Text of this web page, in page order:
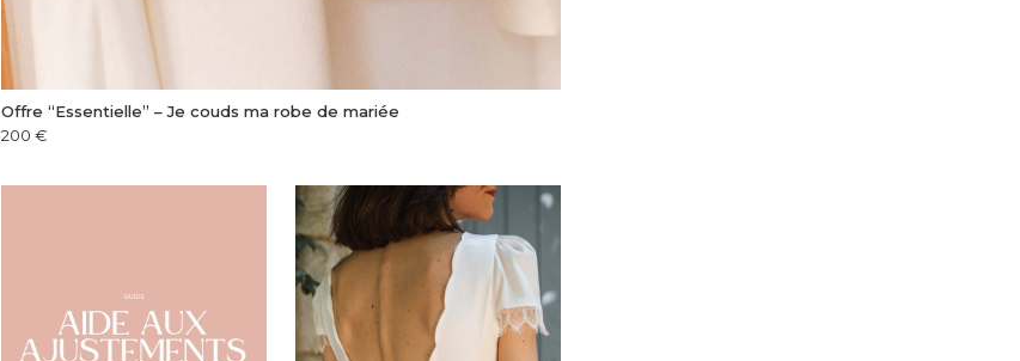
Offre “Essentielle” – Je couds ma robe de mariée
200 €